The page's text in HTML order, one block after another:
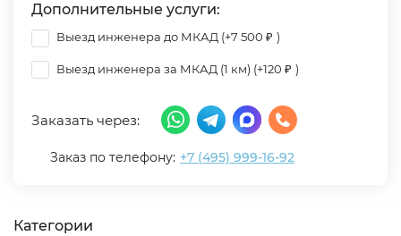
Дополнительные услуги:
Выезд инженера до МКАД (+7 500 ₽ )
Выезд инженера за МКАД (1 км) (+120 ₽ )
Заказать через:
Заказ по телефону: +7 (495) 999-16-92
Категории